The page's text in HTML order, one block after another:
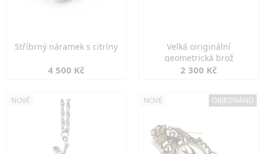
Stříbrný náramek s citríny
4 500 Kč
Velká oiriginální
geometrická brož
2 300 Kč
NOVÉ NOVÉ OBJEDNÁNO